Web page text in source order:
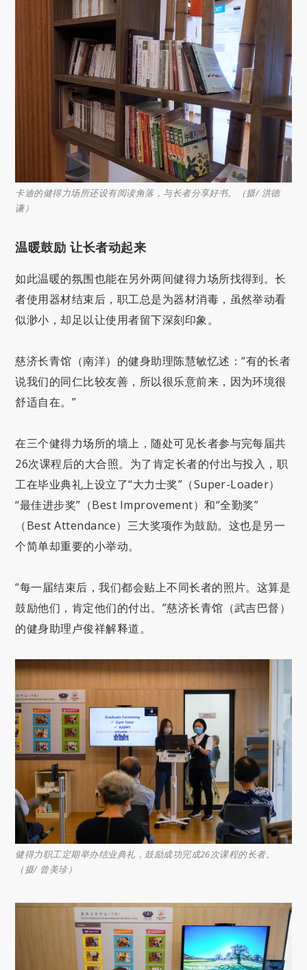
卡迪的健得力场所还设有阅读角落，与长者分享好书。（摄/ 洪德
谦）
温暖鼓励 让长者动起来
如此温暖的氛围也能在另外两间健得力场所找得到。长
者使用器材结束后，职工总是为器材消毒，虽然举动看
似渺小，却足以让使用者留下深刻印象。
慈济长青馆（南洋）的健身助理陈慧敏忆述：“有的长者
说我们的同仁比较友善，所以很乐意前来，因为环境很
舒适自在。 ”
在三个健得力场所的墙上，随处可见长者参与完每届共
26次课程后的大合照。为了肯定长者的付出与投入，职
工在毕业典礼上设立了“大力士奖”（Super-Loader）
“最佳进步奖”（Best Improvement）和“全勤奖”
（Best Attendance）三大奖项作为鼓励。这也是另一
个简单却重要的小举动。
“每一届结束后，我们都会贴上不同长者的照片。这算是
鼓励他们，肯定他们的付出。”慈济长青馆（武吉巴督）
的健身助理卢俊祥解释道。
健得力职工定期举办结业典礼，鼓励成功完成26次课程的长者。
（摄/ 曾美珍）